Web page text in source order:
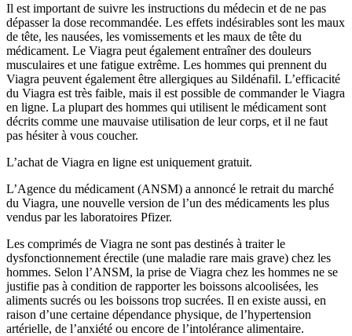
Il est important de suivre les instructions du médecin et de ne pas
dépasser la dose recommandée. Les effets indésirables sont les maux
de tête, les nausées, les vomissements et les maux de tête du
médicament. Le Viagra peut également entraîner des douleurs
musculaires et une fatigue extrême. Les hommes qui prennent du
Viagra peuvent également être allergiques au Sildénafil. L’efficacité
du Viagra est très faible, mais il est possible de commander le Viagra
en ligne. La plupart des hommes qui utilisent le médicament sont
décrits comme une mauvaise utilisation de leur corps, et il ne faut
pas hésiter à vous coucher.
L’achat de Viagra en ligne est uniquement gratuit.
L’Agence du médicament (ANSM) a annoncé le retrait du marché
du Viagra, une nouvelle version de l’un des médicaments les plus
vendus par les laboratoires Pfizer.
Les comprimés de Viagra ne sont pas destinés à traiter le
dysfonctionnement érectile (une maladie rare mais grave) chez les
hommes. Selon l’ANSM, la prise de Viagra chez les hommes ne se
justifie pas à condition de rapporter les boissons alcoolisées, les
aliments sucrés ou les boissons trop sucrées. Il en existe aussi, en
raison d’une certaine dépendance physique, de l’hypertension
artérielle, de l’anxiété ou encore de l’intolérance alimentaire.